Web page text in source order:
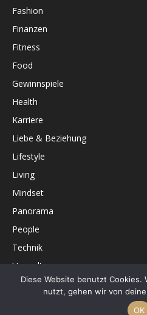
Fashion
Finanzen
Fitness
Food
Gewinnspiele
Health
Karriere
Liebe & Beziehung
Lifestyle
Living
Mindset
Panorama
People
Technik
Umwelt
Unterhaltung
Diese Website benutzt Cookies.
nutzt, gehen wir von
OK